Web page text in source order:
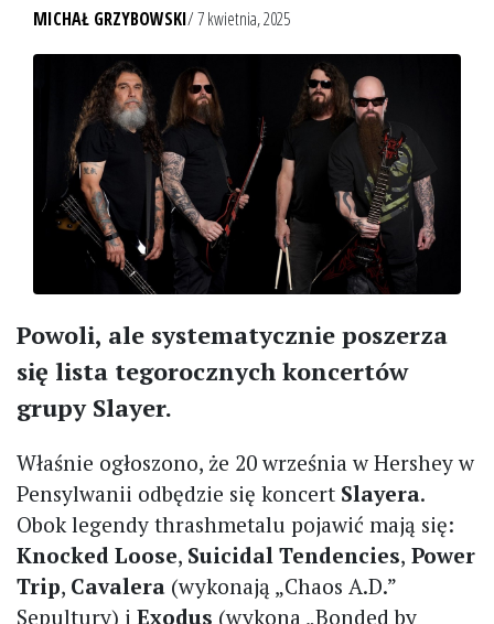
MICHAŁ GRZYBOWSKI/ 7 kwietnia, 2025
Powoli, ale systematycznie poszerza
się lista tegorocznych koncertów
grupy Slayer.
Właśnie ogłoszono, że 20 września w Hershey w
Pensylwanii odbędzie się koncert Slayera.
Obok legendy thrashmetalu pojawić mają się:
Knocked Loose, Suicidal Tendencies, Power
Trip, Cavalera (wykonają „Chaos A.D.”
Sepultury) i Exodus (wykona „Bonded by